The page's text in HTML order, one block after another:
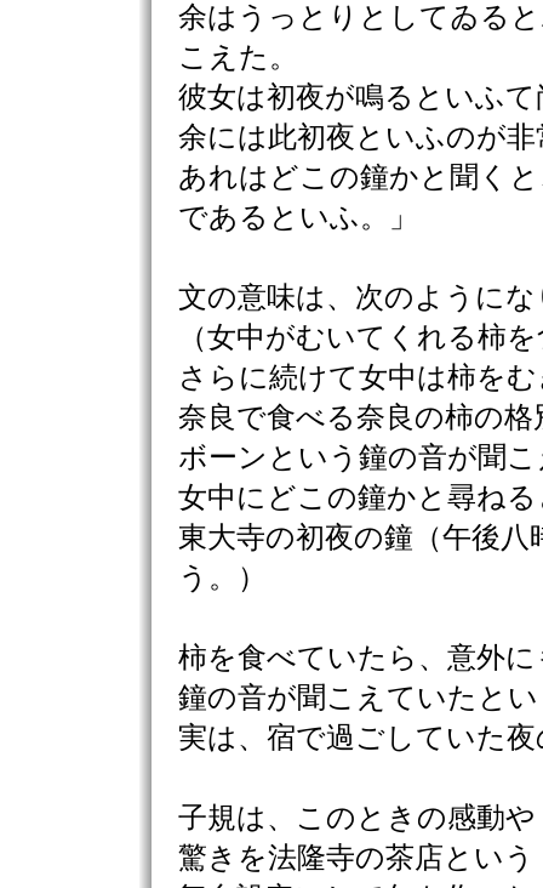
余はうっとりとしてゐる
こえた。
彼女は初夜が鳴るといふ
余には此初夜といふのが
あれはどこの鐘かと聞く
であるといふ。」
文の意味は、次のように
（女中がむいてくれる柿
さらに続けて女中は柿を
奈良で食べる奈良の柿の
ボーンという鐘の音が聞
女中にどこの鐘かと尋ねる
東大寺の初夜の鐘（午後
う。）
柿を食べていたら、意外に
鐘の音が聞こえていたと
実は、宿で過ごしていた
子規は、このときの感動や
驚きを法隆寺の茶店という